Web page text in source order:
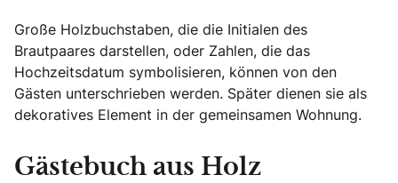
Große Holzbuchstaben, die die Initialen des
Brautpaares darstellen, oder Zahlen, die das
Hochzeitsdatum symbolisieren, können von den
Gästen unterschrieben werden. Später dienen sie als
dekoratives Element in der gemeinsamen Wohnung.
Gästebuch aus Holz